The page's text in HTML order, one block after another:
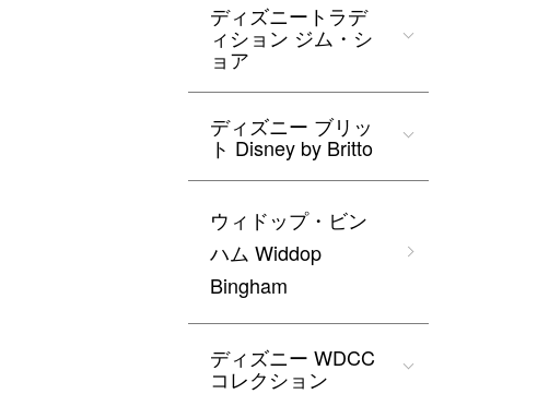
ディズニートラデ
ィション ジム・シ
ョア
ディズニー ブリッ
ト Disney by Britto
ウィドップ・ビン
ハム Widdop
Bingham
ディズニー WDCC
コレクション